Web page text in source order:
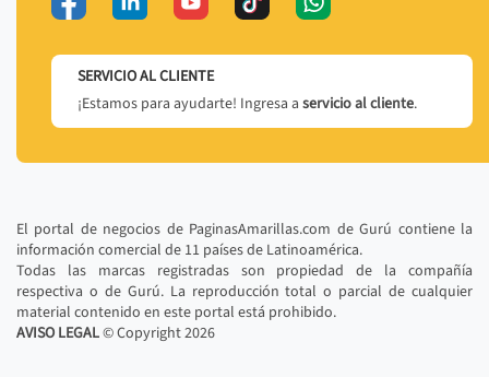
SERVICIO AL CLIENTE
¡Estamos para ayudarte! Ingresa a servicio al cliente.
El portal de negocios de PaginasAmarillas.com de Gurú contiene la
información comercial de 11 países de Latinoamérica.
Todas las marcas registradas son propiedad de la compañía
respectiva o de Gurú. La reproducción total o parcial de cualquier
material contenido en este portal está prohibido.
AVISO LEGAL© Copyright2026